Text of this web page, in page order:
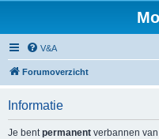
V&A
Forumoverzicht
Informatie
Je bentpermanent verbannen